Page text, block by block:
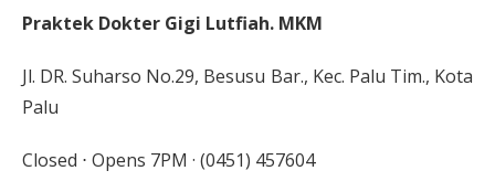
Praktek Dokter Gigi Lutfiah. MKM
Jl. DR. Suharso No.29, Besusu Bar., Kec. Palu Tim., Kota
Palu
Closed ⋅ Opens 7PM · (0451) 457604